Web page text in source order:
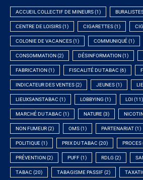
ACCUEIL COLLECTIF DE MINEURS(1)
CENTRE DE LOISIRS(1) CIGARETTES(1)
COLONIE DE VACANCES(1) COMMUNIQUÉ(1)
CONSOMMATION (2) DÉSINFORMATION (1)
FABRICATION (1) FISCALITÉ DU TABAC (6)
INDICATEUR DES VENTES(2) JEUNES(1)
LIEUXSANSTABAC (1) LOBBYING (1) LOI (11)
MARCHÉ DU TABAC (1) NATURE(3)
NON FUMEUR(2) OMS(1) PARTENARIAT(1)
POLITIQUE(1) PRIX DU TABAC (20) PROCES
PRÉVENTION (2) PUFF(1) RDLG (2)
TABAC (20) TABAGISME PASSIF(2)